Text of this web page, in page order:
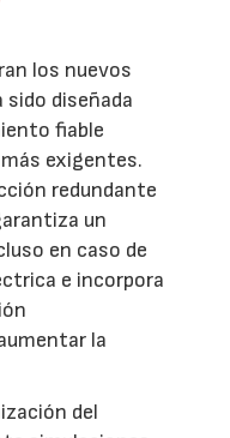
los nuevos
sido diseñada
fiable
exigentes.
redundante
un
en caso de
e incorpora
la
del